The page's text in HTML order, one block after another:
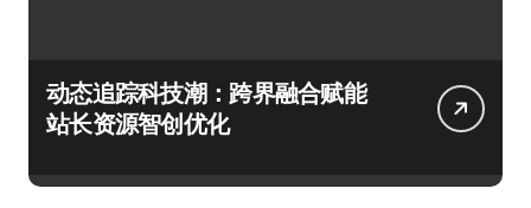
动态追踪科技潮：跨界融合赋能
站长资源智创优化